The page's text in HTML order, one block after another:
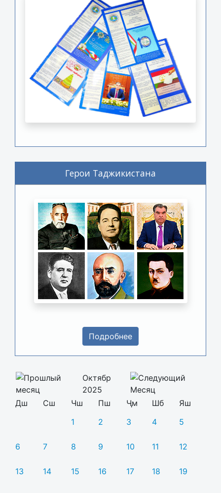
Герои Таджикистана
Подробнее
Октябр
2025
Дш
Сш Чш Пш Ҷм Шб
Яш
1
2 3 4 5
6 7 8 9 10 11 12
13 14 15 16 17 18 19